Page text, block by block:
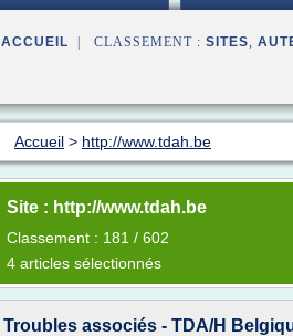
ACCUEIL | CLASSEMENT : SITES,
Accueil > http://www.tdah.be
Site : http://www.tdah.be
Classement : 181 / 602
4 articles sélectionnés
Troubles associés - TDA/H